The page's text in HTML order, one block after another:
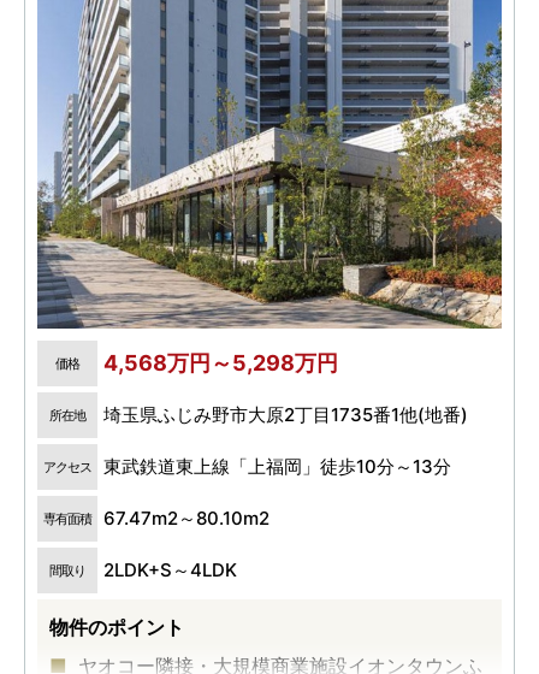
価格 4,568万円～5,298万円
所在地 埼玉県ふじみ野市大原2丁目1735番1他(地番)
アクセス 東武鉄道東上線「上福岡」徒歩10分～13分
専有面積 67.47m2～80.10m2
間取り 2LDK+S～4LDK
物件のポイント
ヤオコー隣接・大規模商業施設イオンタウンふ